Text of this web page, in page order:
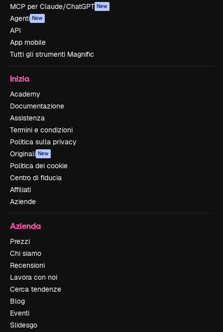
MCP per Claude/ChatGPT New
Agenti New
API
App mobile
Tutti gli strumenti Magnific
Inizia
Academy
Documentazione
Assistenza
Termini e condizioni
Politica sulla privacy
Originali New
Politica dei cookie
Centro di fiducia
Affiliati
Aziende
Azienda
Prezzi
Chi siamo
Recensioni
Lavora con noi
Cerca tendenze
Blog
Eventi
Slidesgo